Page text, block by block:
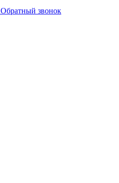
Обратный звонок